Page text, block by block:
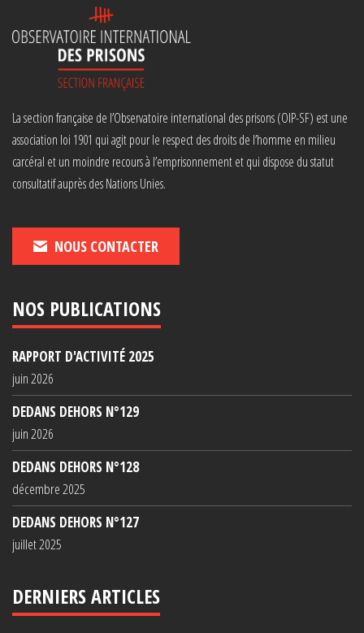
La section française de l’Observatoire international des prisons (OIP-SF) est une
association loi 1901 qui agit pour le respect des droits de l’homme en milieu
carcéral et un moindre recours à l’emprisonnement et qui dispose du statut
consultatif auprès des Nations Unies.
NOUS CONTACTER
NOS PUBLICATIONS
RAPPORT D'ACTIVITÉ 2025
juin 2026
DEDANS DEHORS N°129
juin 2026
DEDANS DEHORS N°128
décembre 2025
DEDANS DEHORS N°127
juillet 2025
DERNIERS ARTICLES